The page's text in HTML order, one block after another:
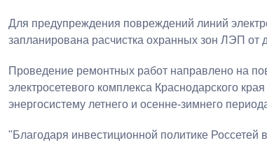
Для предупреждения повреждений линий
запланирована расчистка охранных зон ЛЭП от
Проведение ремонтных работ направлено на
электросетевого комплекса Краснодарского края
энергосистему летнего и осенне-зимнего
"Благодаря инвестиционной политике Россетей